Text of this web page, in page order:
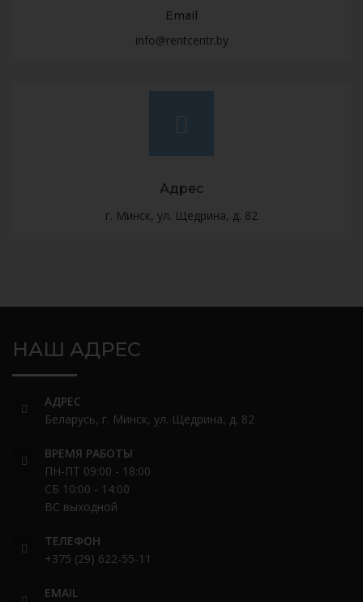
Email
info@rentcentr.by
Адрес
г. Минск, ул. Щедрина, д. 82
НАШ АДРЕС
АДРЕС
Беларусь, г. Минск, ул. Щедрина, д. 82
ВРЕМЯ РАБОТЫ
ПН-ПТ 09:00 - 18:00
СБ 10:00 - 14:00
ВС выходной
ТЕЛЕФОН
+375 (29) 622-55-11
EMAIL